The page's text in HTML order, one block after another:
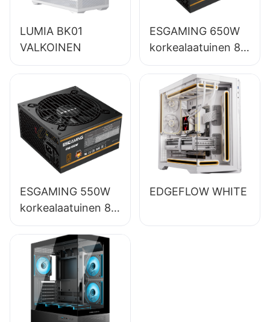
LUMIA BK01
VALKOINEN
ESGAMING 650W
korkealaatuinen 85
%:n hyötysuhteella
varustettu
täysmoduulinen
80+ pronssinen
pöytätietokoneiden
virtalähde
ESB650W
ESGAMING 550W
korkealaatuinen 85
%:n hyötysuhde
80+ pronssi
pöytätietokoneiden
virtalähde
ESB550W
EDGEFLOW WHITE